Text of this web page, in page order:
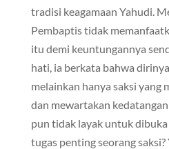
tradisi keagamaan Yahudi.
Pembaptis tidak
itu demi keuntungannya
hati, ia berkata bahwa
melainkan hanya saksi yang
dan mewartakan
pun tidak layak untuk
tugas penting seorang